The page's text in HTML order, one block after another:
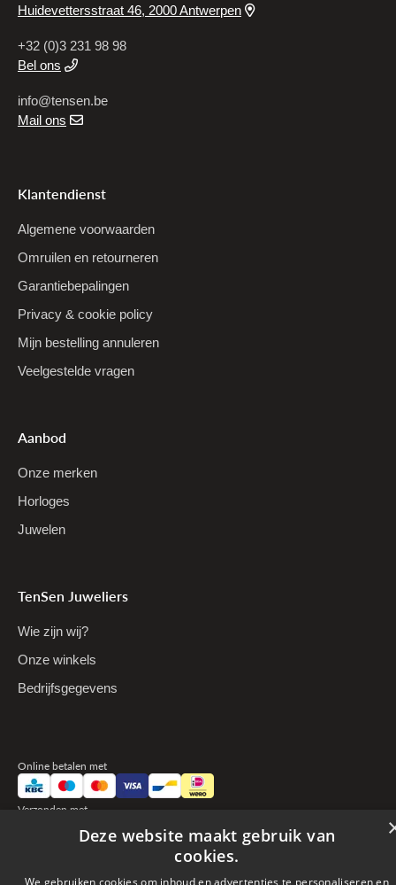
Huidevettersstraat 46, 2000 Antwerpen
+32 (0)3 231 98 98
Bel ons
info@tensen.be
Mail ons
Klantendienst
Algemene voorwaarden
Omruilen en retourneren
Garantiebepalingen
Privacy & cookie policy
Mijn bestelling annuleren
Veelgestelde vragen
Aanbod
Onze merken
Horloges
Juwelen
TenSen Juweliers
Wie zijn wij?
Onze winkels
Bedrijfsgegevens
Online betalen met
Verzonden met
Deze website maakt gebruik van
cookies.
We gebruiken cookies om inhoud en advertenties te personaliseren en